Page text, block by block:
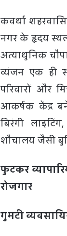
कवर्धा
नगर के हृदय स्थल
अत्याधुनिक
व्यंजन एक ही
परिवारों और
आकर्षक केंद्र
बिरंगी
शौचालय जैसी
फुटकर
रोजगार
गुमटी